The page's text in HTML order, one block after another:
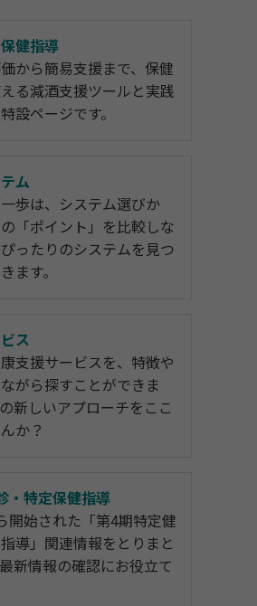
健指導
から簡易支援まで、保健
る減酒支援ツールと実践
設ページです。
ム
歩は、システム選びか
「ポイント」を比較しな
ったりのシステムを見つ
ます。
ス
支援サービスを、特徴や
がら探すことができま
新しいアプローチをここ
か？
・特定保健指導
開始された「第4期特定健
導」関連情報をとりまと
新情報の確認にお役立て